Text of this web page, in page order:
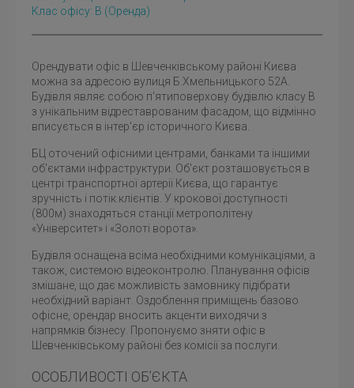
Клас офісу: B (оренда)
Орендувати офіс в Шевченківському районі Києва
можна за адресою вулиця Б.Хмельницького 52А.
Будівля являє собою п'ятиповерхову будівлю класу В
з унікальним відреставрованим фасадом, що відмінно
вписується в інтер'єр історичного Києва.
БЦ оточений офісними центрами, банками та іншими
об'єктами інфраструктури. Об'єкт розташовується в
центрі транспортної артерії Києва, що гарантує
зручність і потік клієнтів. У крокової доступності
(800м) знаходяться станції метрополітену
«Університет» і «Золоті ворота».
Будівля оснащена всіма необхідними комунікаціями, а
також, системою відеоконтролю. Планування офісів
змішане, що дає можливість замовнику підібрати
необхідний варіант. Оздоблення приміщень базово
офісне, орендар вносить акценти виходячи з
напрямків бізнесу. Пропонуємо зняти офіс в
Шевченківському районі без комісії за послуги.
ОСОБЛИВОСТІ ОБ’ЄКТА